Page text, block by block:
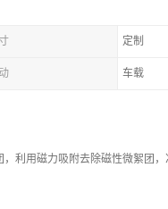
定制
车载
利用磁力吸附去除磁性微絮团